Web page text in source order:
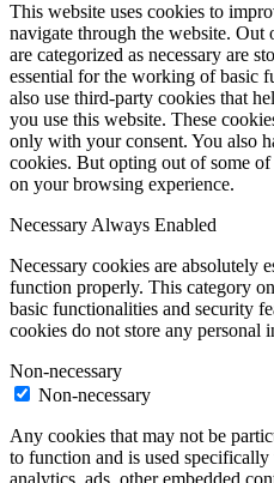
This website uses cookies to
navigate through the website. Out
are categorized as necessary are
essential for the working of basic
also use third-party cookies that
you use this website. These
only with your consent. You also
cookies. But opting out of some
on your browsing experience.
NecessaryAlways Enabled
Necessary cookies are absolutely
function properly. This category
basic functionalities and security
cookies do not store any personal
Non-necessary
Non-necessary
Any cookies that may not be
to function and is used